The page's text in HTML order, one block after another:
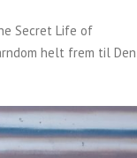
Secret Life of
helt frem til Den